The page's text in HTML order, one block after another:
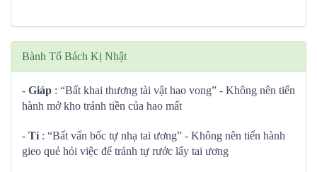
Bành Tổ Bách Kị Nhật
- Giáp : “Bất khai thương tài vật hao vong” - Không nên tiến
hành mở kho tránh tiền của hao mất
- Tí: “Bất vấn bốc tự nhạ tai ương” - Không nên tiến hành
gieo quẻ hỏi việc để tránh tự rước lấy tai ương